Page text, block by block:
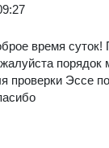
время суток!
порядок
проверки Эссе